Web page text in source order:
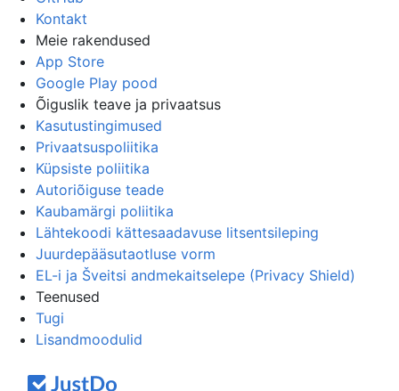
Kontakt
Meie rakendused
App Store
Google Play pood
Õiguslik teave ja privaatsus
Kasutustingimused
Privaatsuspoliitika
Küpsiste poliitika
Autoriõiguse teade
Kaubamärgi poliitika
Lähtekoodi kättesaadavuse litsentsileping
Juurdepääsutaotluse vorm
EL-i ja Šveitsi andmekaitselepe (Privacy Shield)
Teenused
Tugi
Lisandmoodulid